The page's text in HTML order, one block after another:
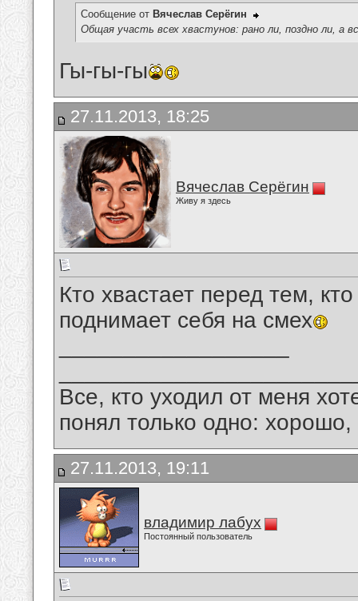
Сообщение от Вячеслав Серёгин
Общая участь всех хвастунов: рано ли, поздно ли, а
Гы-гы-гы
27.11.2013, 18:25
Вячеслав Серёгин
Живу я здесь
Кто хвастает перед тем,
поднимает себя на смех
Все, кто уходил от меня
понял только одно:
27.11.2013, 19:11
владимир лабух
Постоянный пользователь